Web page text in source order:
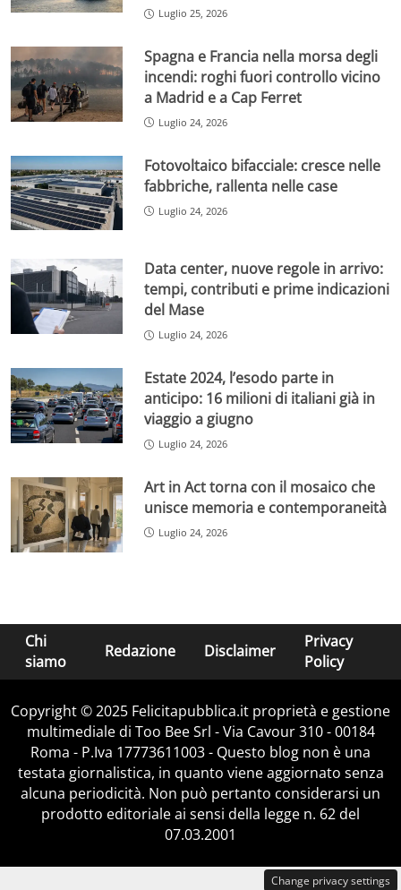
Luglio 25, 2026
Spagna e Francia nella morsa degli
incendi: roghi fuori controllo vicino
a Madrid e a Cap Ferret
Luglio 24, 2026
Fotovoltaico bifacciale: cresce nelle
fabbriche, rallenta nelle case
Luglio 24, 2026
Data center, nuove regole in arrivo:
tempi, contributi e prime indicazioni
del Mase
Luglio 24, 2026
Estate 2024, l’esodo parte in
anticipo: 16 milioni di italiani già in
viaggio a giugno
Luglio 24, 2026
Art in Act torna con il mosaico che
unisce memoria e contemporaneità
Luglio 24, 2026
Chi
siamo
Redazione Disclaimer
Privacy
Policy
Copyright © 2025 Felicitapubblica.it proprietà e gestione
multimediale di Too Bee Srl - Via Cavour 310 - 00184
Roma - P.Iva 17773611003 - Questo blog non è una
testata giornalistica, in quanto viene aggiornato senza
alcuna periodicità. Non può pertanto considerarsi un
prodotto editoriale ai sensi della legge n. 62 del
07.03.2001
Change privacy settings